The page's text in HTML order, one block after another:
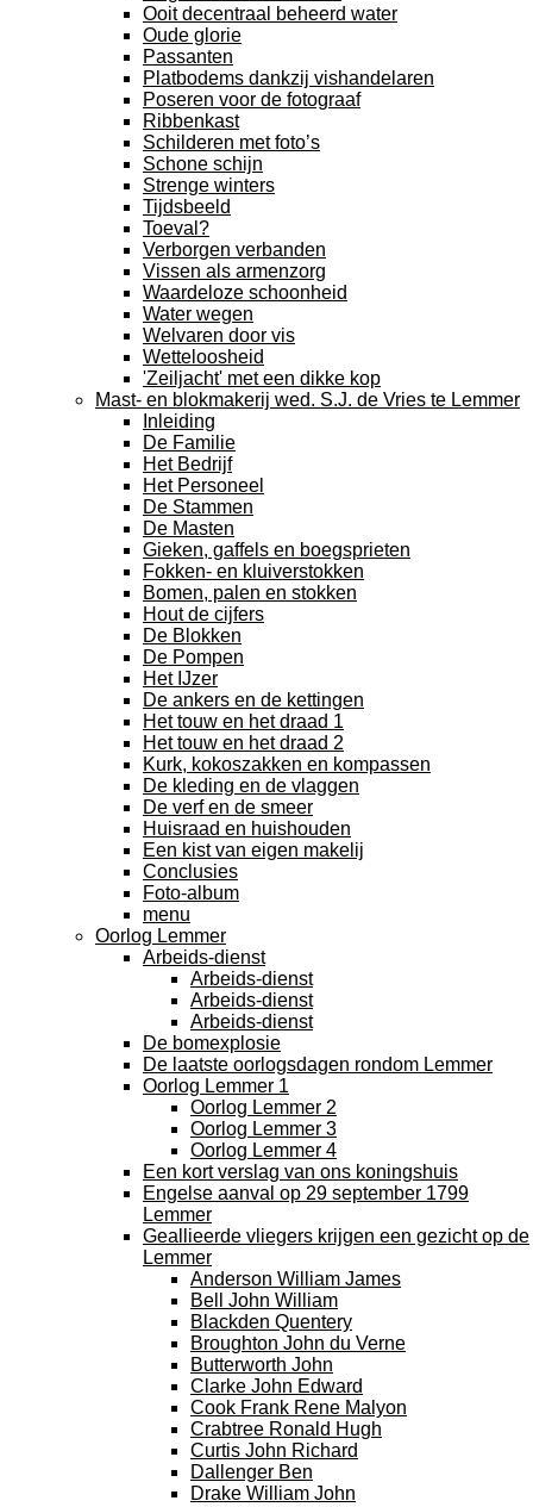
Ooit decentraal beheerd water
Oude glorie
Passanten
Platbodems dankzij vishandelaren
Poseren voor de fotograaf
Ribbenkast
Schilderen met foto’s
Schone schijn
Strenge winters
Tijdsbeeld
Toeval?
Verborgen verbanden
Vissen als armenzorg
Waardeloze schoonheid
Water wegen
Welvaren door vis
Wetteloosheid
'Zeiljacht' met een dikke kop
Mast- en blokmakerij wed. S.J. de Vries te Lemmer
Inleiding
De Familie
Het Bedrijf
Het Personeel
De Stammen
De Masten
Gieken, gaffels en boegsprieten
Fokken- en kluiverstokken
Bomen, palen en stokken
Hout de cijfers
De Blokken
De Pompen
Het IJzer
De ankers en de kettingen
Het touw en het draad 1
Het touw en het draad 2
Kurk, kokoszakken en kompassen
De kleding en de vlaggen
De verf en de smeer
Huisraad en huishouden
Een kist van eigen makelij
Conclusies
Foto-album
menu
Oorlog Lemmer
Arbeids-dienst
Arbeids-dienst
Arbeids-dienst
Arbeids-dienst
De bomexplosie
De laatste oorlogsdagen rondom Lemmer
Oorlog Lemmer 1
Oorlog Lemmer 2
Oorlog Lemmer 3
Oorlog Lemmer 4
Een kort verslag van ons koningshuis
Engelse aanval op 29 september 1799
Lemmer
Geallieerde vliegers krijgen een gezicht op de
Lemmer
Anderson William James
Bell John William
Blackden Quentery
Broughton John du Verne
Butterworth John
Clarke John Edward
Cook Frank Rene Malyon
Crabtree Ronald Hugh
Curtis John Richard
Dallenger Ben
Drake William John